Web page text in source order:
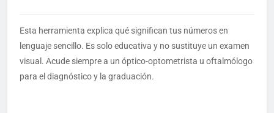
Esta herramienta explica qué significan tus números en
lenguaje sencillo. Es solo educativa y no sustituye un examen
visual. Acude siempre a un óptico-optometrista u oftalmólogo
para el diagnóstico y la graduación.